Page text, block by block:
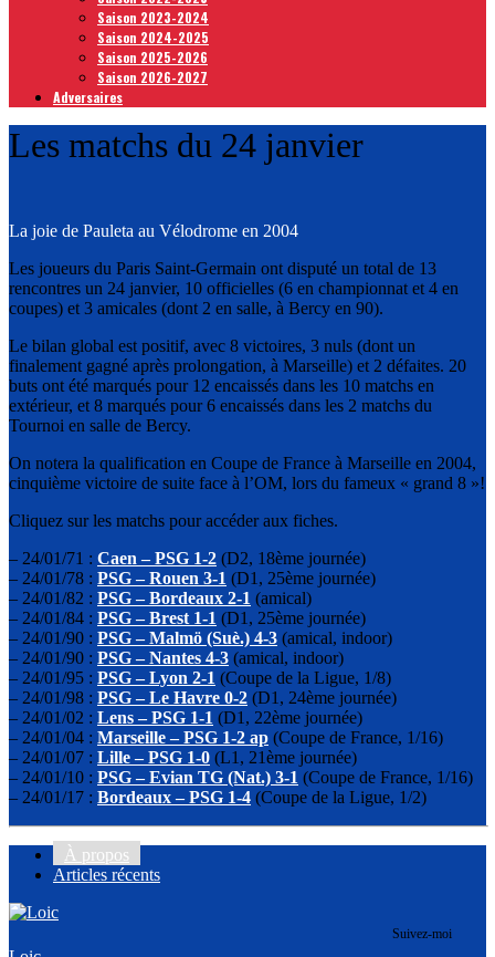
Saison 2023-2024
Saison 2024-2025
Saison 2025-2026
Saison 2026-2027
Adversaires
Les matchs du 24 janvier
La joie de Pauleta au Vélodrome en 2004
Les joueurs du Paris Saint-Germain ont disputé un total de 13
rencontres un 24 janvier, 10 officielles (6 en championnat et 4 en
coupes) et 3 amicales (dont 2 en salle, à Bercy en 90).
Le bilan global est positif, avec 8 victoires, 3 nuls (dont un
finalement gagné après prolongation, à Marseille) et 2 défaites. 20
buts ont été marqués pour 12 encaissés dans les 10 matchs en
extérieur, et 8 marqués pour 6 encaissés dans les 2 matchs du
Tournoi en salle de Bercy.
On notera la qualification en Coupe de France à Marseille en 2004,
cinquième victoire de suite face à l’OM, lors du fameux « grand 8 »!
Cliquez sur les matchs pour accéder aux fiches.
– 24/01/71 : Caen – PSG 1-2 (D2, 18ème journée)
– 24/01/78 : PSG – Rouen 3-1 (D1, 25ème journée)
– 24/01/82 : PSG – Bordeaux 2-1 (amical)
– 24/01/84 : PSG – Brest 1-1 (D1, 25ème journée)
– 24/01/90 : PSG – Malmö (Suè.) 4-3 (amical, indoor)
– 24/01/90 : PSG – Nantes 4-3 (amical, indoor)
– 24/01/95 : PSG – Lyon 2-1 (Coupe de la Ligue, 1/8)
– 24/01/98 : PSG – Le Havre 0-2 (D1, 24ème journée)
– 24/01/02 : Lens – PSG 1-1 (D1, 22ème journée)
– 24/01/04 : Marseille – PSG 1-2 ap (Coupe de France, 1/16)
– 24/01/07 : Lille – PSG 1-0 (L1, 21ème journée)
– 24/01/10 : PSG – Evian TG (Nat.) 3-1 (Coupe de France, 1/16)
– 24/01/17 : Bordeaux – PSG 1-4 (Coupe de la Ligue, 1/2)
À propos
Articles récents
Suivez-moi